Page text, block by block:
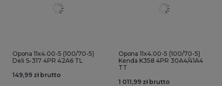
Opona 11x4.00-5 (100/70-5)
Deli S-317 4PR 42A6 TL
149,99 zł brutto
Opona 11x4.00-5 (100/70-5)
Kenda K358 4PR 30A4/41A4
TT
1 011,99 zł brutto